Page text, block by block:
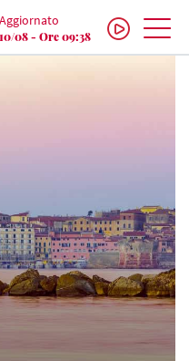
Aggiornato
10/08 - Ore 09:38